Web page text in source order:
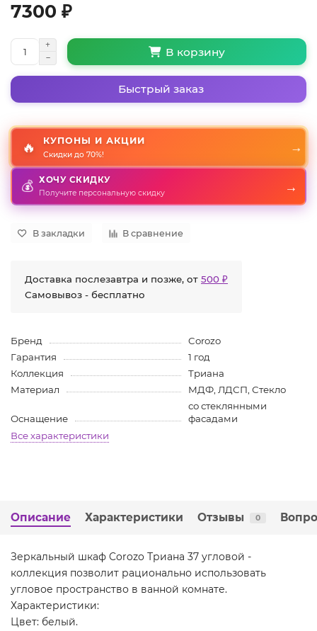
7300 ₽
В корзину
Быстрый заказ
🔥 КУПОНЫ И АКЦИИ
Скидки до 70%!
→
💰 ХОЧУ СКИДКУ
Получите персональную скидку →
В закладки В сравнение
Доставка послезавтра и позже, от 500 ₽
Самовывоз - бесплатно
Бренд
Corozo
Гарантия
1 год
Коллекция
Триана
Материал
МДФ, ЛДСП, Стекло
Оснащение
со стеклянными
фасадами
Все характеристики
Описание Характеристики Отзывы 0
Зеркальный шкаф Corozo Триана 37 угловой -
коллекция позволит рационально использовать
угловое пространство в ванной комнате.
Характеристики:
Цвет: белый.